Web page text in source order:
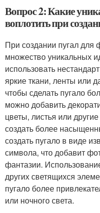
Вопрос 2: Какие
воплотить при
При создании пугал для
множество уникальных
использовать
яркие ткани, ленты или
чтобы сделать пугало
можно добавить
цветы, листья или
создать более
создать пугало в виде
символа, что добавит
фантазии.
других светящихся
пугало более
или ночного света.